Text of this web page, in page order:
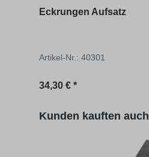
Eckrungen Aufsatz
Artikel-Nr.: 40301
Regulärer Preis:
34,30 € *
Produktgalerie überspringen
Kunden kauften auch